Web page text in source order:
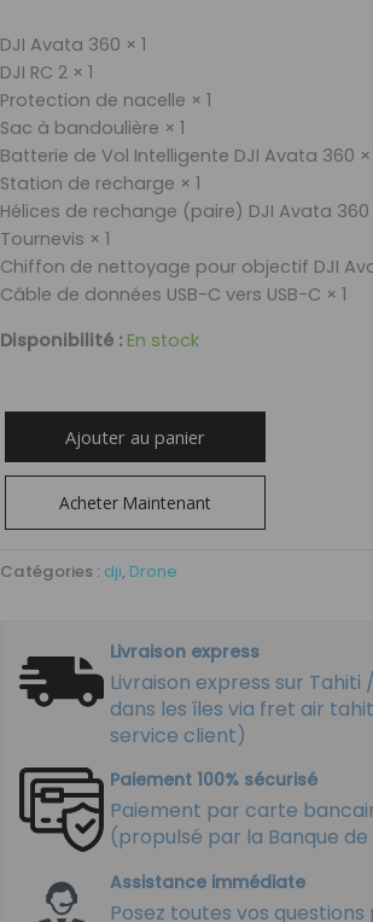
DJI Avata 360 × 1
DJI RC 2 × 1
Protection de nacelle × 1
Sac à bandoulière × 1
Batterie de Vol Intelligente DJI Avata 360
Station de recharge × 1
Hélices de rechange (paire) DJI Avata 360
Tournevis × 1
Chiffon de nettoyage pour objectif DJI
Câble de données USB-C vers USB-C × 1
Disponibilité : En stock
Acheter Maintenant
Ajouter au panier
Catégories : dji, Drone
Livraison express
Livraison express sur
dans les îles via fret air
service client)
Paiement 100% sécurisé
Paiement par carte
(propulsé par la Banque
Assistance immédiate
Posez toutes vos